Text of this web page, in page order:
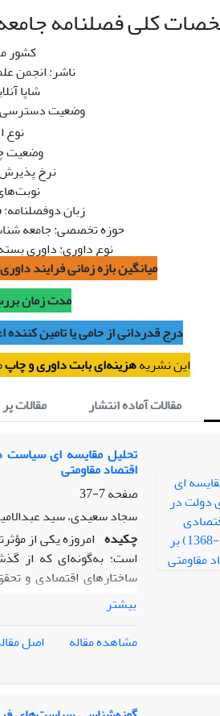
کلی فصلنامه
کشور
ناشر: انجمن
شاپا آنلاین:
وضعیت دسترسی
نوع
وضعیت
نرخ پذیرش
زبان
حوزه تخصصی: جامعه
نوع داوری: داوری بسته و حداقل 2
میانگین بازه زمانی فرایند داوری(اعلام
مدت زمان بررسی
درج قدردانی از حامی یا تامین
. این نشریههزینه‌ای بابت داوری و چاپ
مقالات آماده انتشار
مقالات
اقتصاد مقاومتی
صفحه7-37
سجاد سعیدی، سید
چکیده امروزه یکی از
است؛ به‌گونه‌ای که از
ساختارهای اقتصادی و
دوران جنگ تحمیلی، در
دنبال نموده و تلاش
پژوهش حاضر با رویکرد
سیاست‌های سه دولت
بیشتر
مشاهده مقاله
اصل